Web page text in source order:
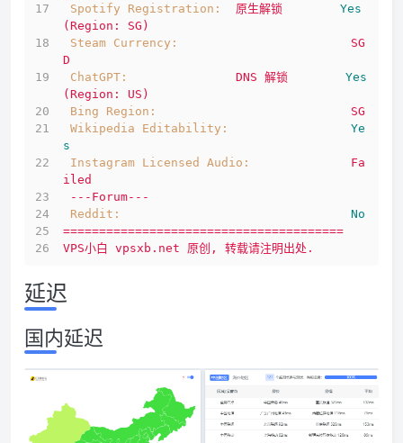
Spotify Registration:
原生解锁
Yes
(Region:
SG)
Steam Currency:
SG
D
ChatGPT:
DNS 解锁
Yes
(Region:
US)
Bing Region:
SG
Wikipedia Editability:
Ye
s
Instagram Licensed Audio:
Fa
iled
---Forum---
Reddit:
No
=======================================
VPS小白 vpsxb.net 原创, 转载请注明出处.
延迟
国内延迟